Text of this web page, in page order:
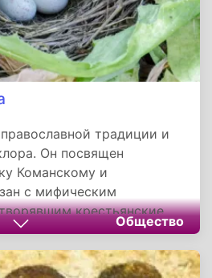
традиции и
Он посвящен
Команскому и
с мифическим
крестьянские
важным рубежом в
регулируя трудовые
знания через приметы. Его
Общество